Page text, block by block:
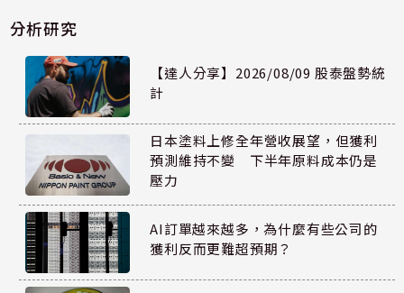
分析研究
【達人分享】2026/08/09 股泰盤勢統
計
日本塗料上修全年營收展望，但獲利
預測維持不變 下半年原料成本仍是
壓力
AI訂單越來越多，為什麼有些公司的
獲利反而更難超預期？